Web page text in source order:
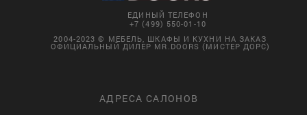
ЕДИНЫЙ ТЕЛЕФОН
+7 (499) 550-01-10
2004-2023 © МЕБЕЛЬ, ШКАФЫ И КУХНИ НА ЗАКАЗ
ОФИЦИАЛЬНЫЙ ДИЛЕР MR.DOORS (МИСТЕР ДОРС)
АДРЕСА САЛОНОВ